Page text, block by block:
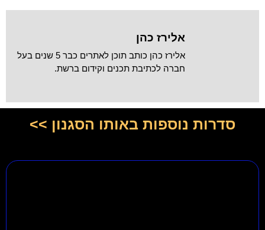
אלירז כהן
אלירז כהן כותב תוכן לאתרים כבר 5 שנים בעל
חברה לכתיבת תכנים וקידום ברשת.
סדרות נוספות באותו הסגנון >>